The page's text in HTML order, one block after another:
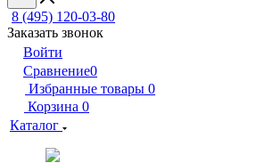
8 (495) 120-03-80
Заказать звонок
Войти
Сравнение0
Избранные товары 0
Корзина 0
Каталог